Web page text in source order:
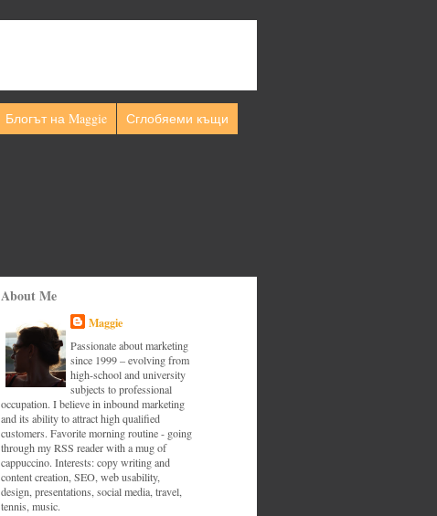
Блогът на Maggie Сглобяеми къщи
About Me
Maggie
Passionate about marketing
since 1999 – evolving from
high-school and university
subjects to professional
occupation. I believe in inbound marketing
and its ability to attract high qualified
customers. Favorite morning routine - going
through my RSS reader with a mug of
cappuccino. Interests: copy writing and
content creation, SEO, web usability,
design, presentations, social media, travel,
tennis, music.